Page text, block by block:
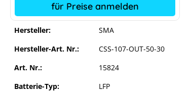
Hersteller:
SMA
Hersteller-Art. Nr.:
CSS-107-OUT-50-30
Art. Nr.:
15824
Batterie-Typ:
LFP
für Preise anmelden